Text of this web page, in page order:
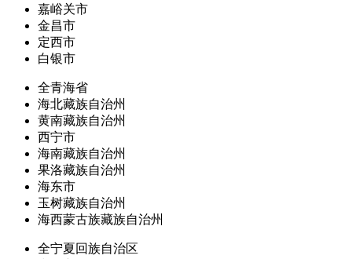
嘉峪关市
金昌市
定西市
白银市
全青海省
海北藏族自治州
黄南藏族自治州
西宁市
海南藏族自治州
果洛藏族自治州
海东市
玉树藏族自治州
海西蒙古族藏族自治州
全宁夏回族自治区